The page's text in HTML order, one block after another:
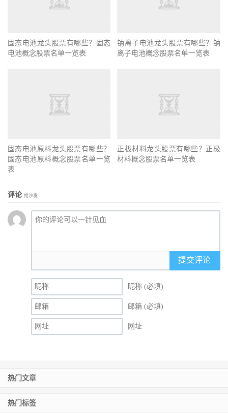
固态电池龙头股票有哪些？固态
电池概念股票名单一览表
钠离子电池龙头股票有哪些？钠
离子电池概念股票名单一览表
固态电池原料龙头股票有哪些？
固态电池原料概念股票名单一览
表
正极材料龙头股票有哪些？正极
材料概念股票名单一览表
评论 抢沙发
提交评论
昵称 (必填)
邮箱 (必填)
网址
热门文章
热门标签